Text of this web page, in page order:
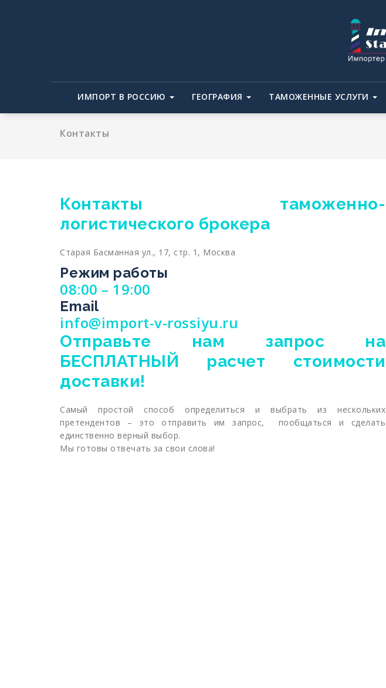
ИМПОРТ В РОССИЮ ГЕОГРАФИЯ ТАМОЖЕННЫЕ УСЛУГИ
Контакты
Контакты таможенно-
логистического брокера
Старая Басманная ул., 17, стр. 1, Москва
Режим работы
08:00 – 19:00
Email
info@import-v-rossiyu.ru
Отправьте нам запрос на
БЕСПЛАТНЫЙ расчет стоимости
доставки!
Самый простой способ определиться и выбрать из нескольких
претендентов – это отправить им запрос, пообщаться и сделать
единственно верный выбор.
Мы готовы отвечать за свои слова!